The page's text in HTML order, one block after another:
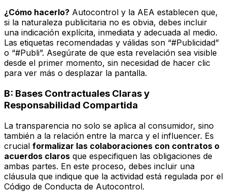
¿Cómo hacerlo? Autocontrol y la AEA establecen que,
si la naturaleza publicitaria no es obvia, debes incluir
una indicación explícita, inmediata y adecuada al medio.
Las etiquetas recomendadas y válidas son “#Publicidad”
o “#Publi”. Asegúrate de que esta revelación sea visible
desde el primer momento, sin necesidad de hacer clic
para ver más o desplazar la pantalla.
B: Bases Contractuales Claras y
Responsabilidad Compartida
La transparencia no solo se aplica al consumidor, sino
también a la relación entre la marca y el influencer. Es
crucial formalizar las colaboraciones con contratos o
acuerdos claros que especifiquen las obligaciones de
ambas partes. En este proceso, debes incluir una
cláusula que indique que la actividad está regulada por el
Código de Conducta de Autocontrol.